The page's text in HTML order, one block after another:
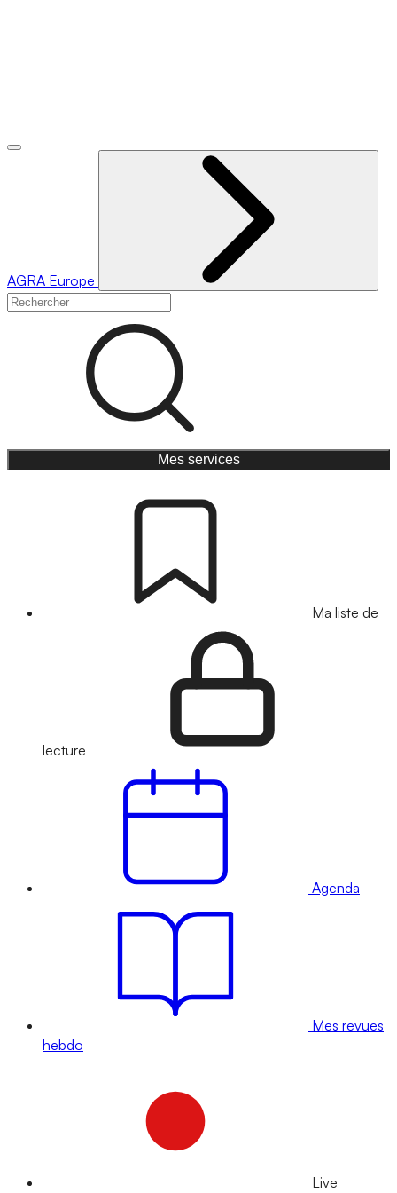
AGRA Europe
Mes services
Ma liste de
lecture
Agenda
Mes revues
hebdo
Live